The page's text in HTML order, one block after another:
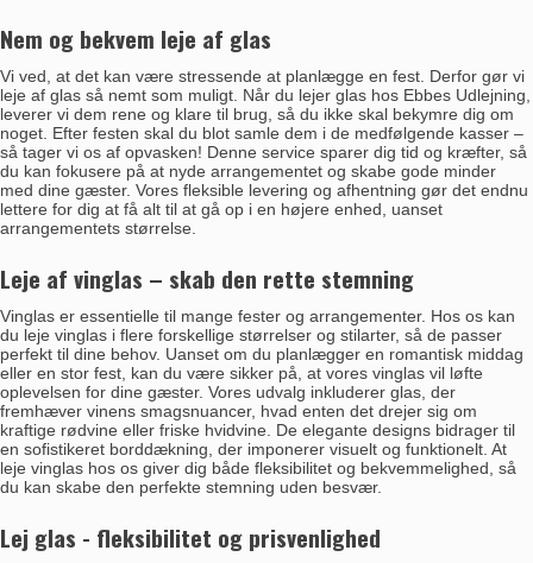
Nem og bekvem leje af glas
Vi ved, at det kan være stressende at planlægge en fest. Derfor gør vi
leje af glas så nemt som muligt. Når du lejer glas hos Ebbes Udlejning,
leverer vi dem rene og klare til brug, så du ikke skal bekymre dig om
noget. Efter festen skal du blot samle dem i de medfølgende kasser –
så tager vi os af opvasken! Denne service sparer dig tid og kræfter, så
du kan fokusere på at nyde arrangementet og skabe gode minder
med dine gæster. Vores fleksible levering og afhentning gør det endnu
lettere for dig at få alt til at gå op i en højere enhed, uanset
arrangementets størrelse.
Leje af vinglas – skab den rette stemning
Vinglas er essentielle til mange fester og arrangementer. Hos os kan
du leje vinglas i flere forskellige størrelser og stilarter, så de passer
perfekt til dine behov. Uanset om du planlægger en romantisk middag
eller en stor fest, kan du være sikker på, at vores vinglas vil løfte
oplevelsen for dine gæster. Vores udvalg inkluderer glas, der
fremhæver vinens smagsnuancer, hvad enten det drejer sig om
kraftige rødvine eller friske hvidvine. De elegante designs bidrager til
en sofistikeret borddækning, der imponerer visuelt og funktionelt. At
leje vinglas hos os giver dig både fleksibilitet og bekvemmelighed, så
du kan skabe den perfekte stemning uden besvær.
Lej glas - fleksibilitet og prisvenlighed